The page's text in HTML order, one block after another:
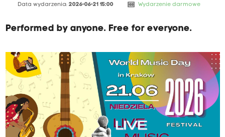
Data wydarzenia: 2026-06-21 15:00 money Wydarzenie darmowe
Performed by anyone. Free for everyone.